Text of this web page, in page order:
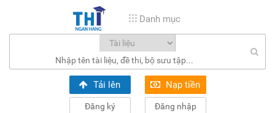
Danh mục
Tải lên Nạp tiền
Đăng ký Đăng nhập